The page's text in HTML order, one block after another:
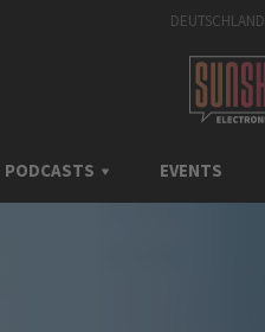
DEUTSCHLAND
PODCASTS EVENTS